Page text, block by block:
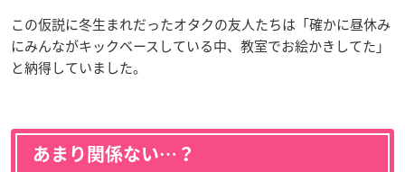
この仮説に冬生まれだったオタクの友人たちは「確かに昼休み
にみんながキックベースしている中、教室でお絵かきしてた」
と納得していました。
あまり関係ない…？